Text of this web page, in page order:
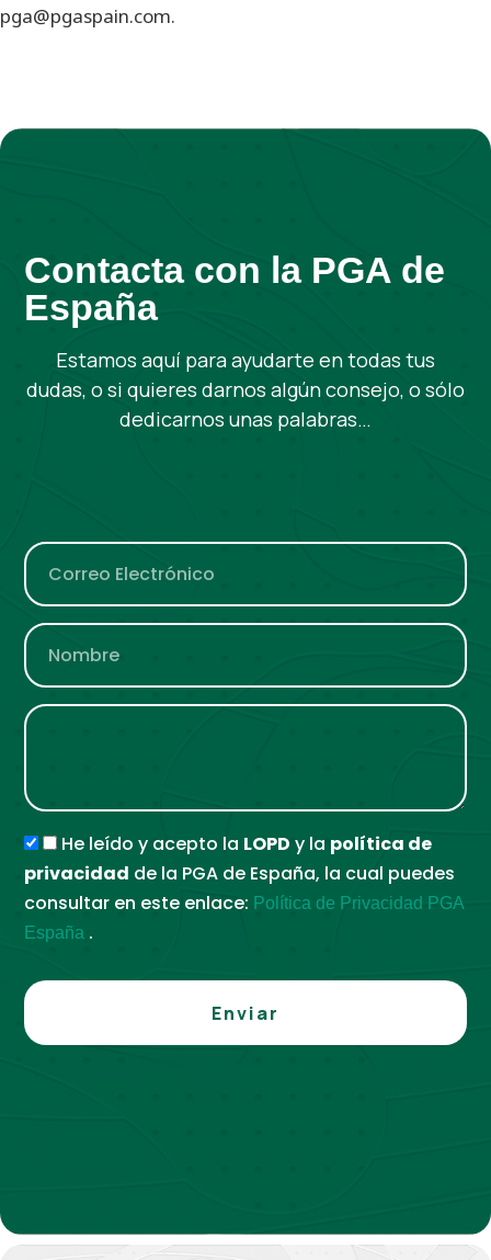
pga@pgaspain.com.
Contacta con la PGA de
España
Estamos aquí para ayudarte en todas tus
dudas, o si quieres darnos algún consejo, o sólo
dedicarnos unas palabras…
He leído y acepto la LOPD y la política de
privacidad de la PGA de España, la cual puedes
consultar en este enlace: Política de Privacidad PGA
España .
Enviar